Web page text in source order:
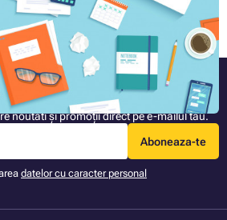
mereu informat
noutati și promoții direct pe e-mailul tău.
Aboneaza-te
datelor cu caracter personal